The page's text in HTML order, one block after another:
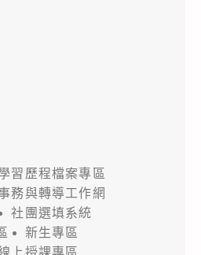
習歷程檔案專區
務與轉導工作網
社團選填系統
新生專區
上授課專區